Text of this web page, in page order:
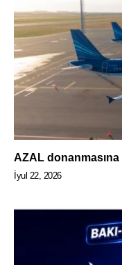
AZAL
İyul 22, 2026